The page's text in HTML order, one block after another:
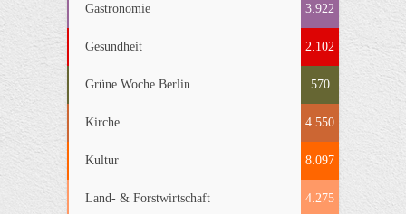
Gastronomie 3.922
Gesundheit 2.102
Grüne Woche Berlin 570
Kirche 4.550
Kultur 8.097
Land- & Forstwirtschaft 4.275